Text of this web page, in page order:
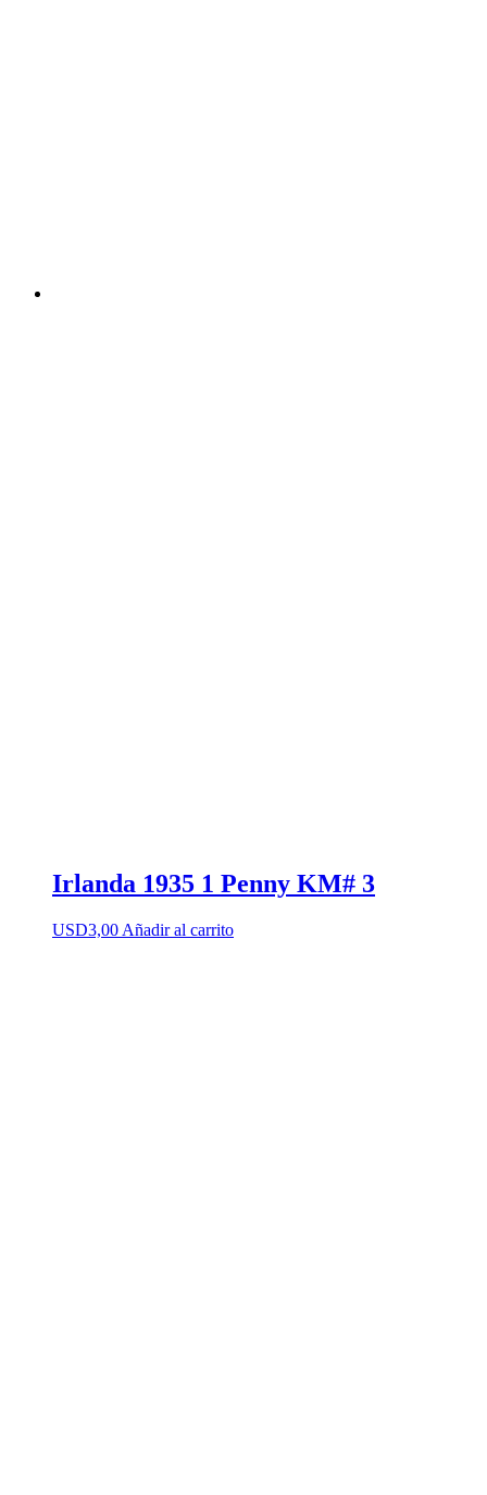
Irlanda 1935 1 Penny KM# 3
USD3,00 Añadir al carrito